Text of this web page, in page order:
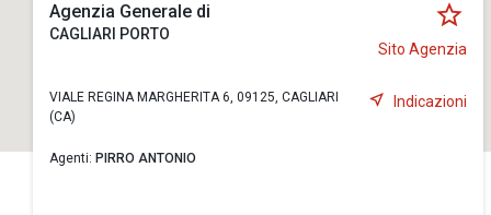
Agenzia Generale di
CAGLIARI PORTO
Sito Agenzia
VIALE REGINA MARGHERITA 6, 09125, CAGLIARI
(CA)
Indicazioni
Agenti: PIRRO ANTONIO